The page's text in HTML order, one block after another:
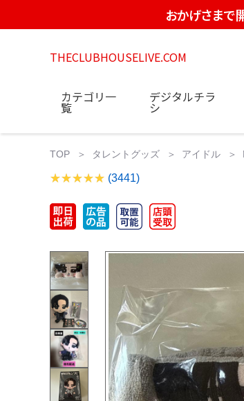
おかげさまで
THECLUBHOUSELIVE.COM
カテゴリ一
覧
デジタルチラ
シ
TOP タレントグッズ アイドル
(3441)